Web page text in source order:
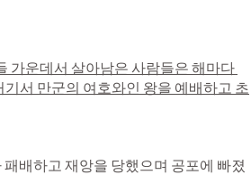
가운데서 살아남은 사람들은 해마다
서 만군의 여호와인 왕을 예배하고 초